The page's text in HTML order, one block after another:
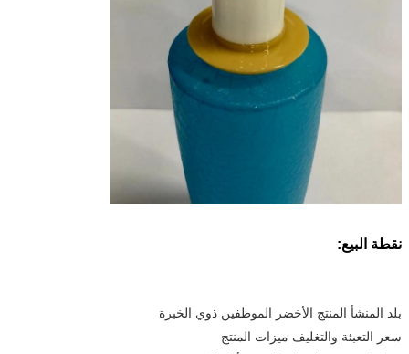
نقطة البيع:
بلد المنشأ المنتج الأخضر الموظفين ذوي الخبرة
سعر التعبئة والتغليف ميزات المنتج